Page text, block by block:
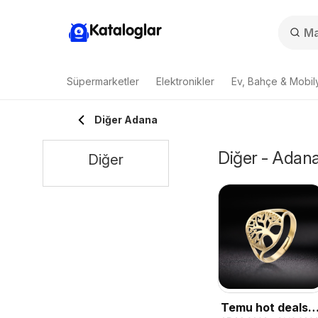
Kataloglar
Süpermarketler Elektronikler Ev, Bahçe &
Diğer Adana
Diğer -
Temu hot deals –
Diğer